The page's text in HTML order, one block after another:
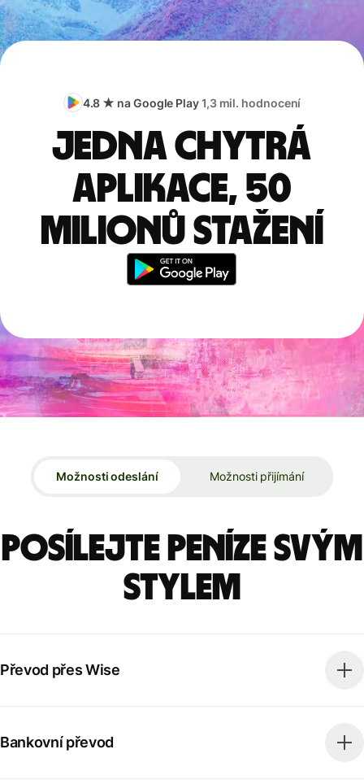
4.8 ★ na Google Play1,3 mil. hodnocení
Jedna chytrá
aplikace, 50
milionů stažení
Možnosti odeslání Možnosti přijímání
Posílejte peníze svým
stylem
Převod přes Wise
Bankovní převod